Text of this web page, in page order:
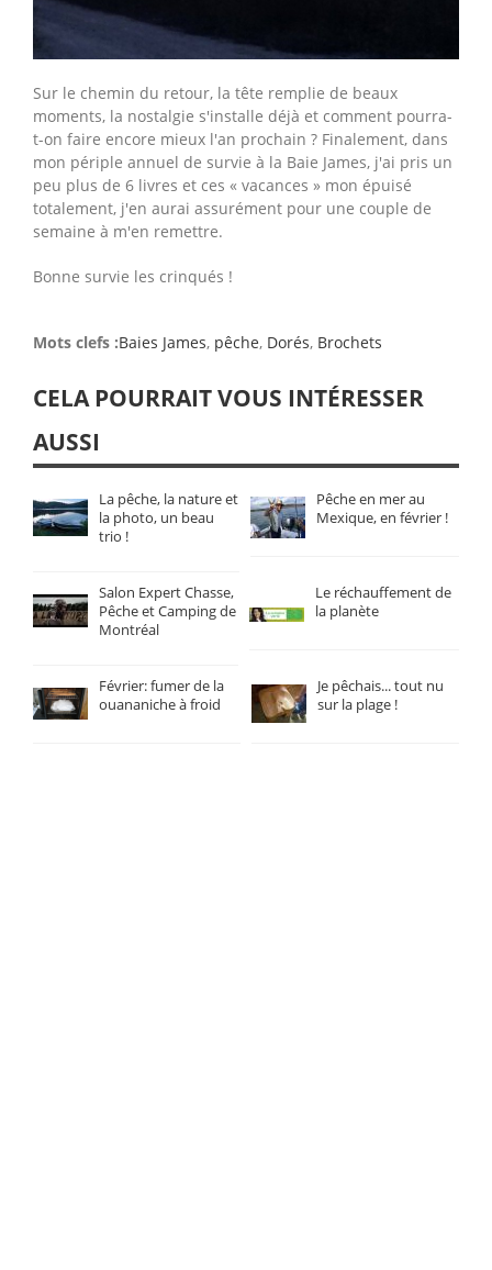
Sur le chemin du retour, la tête remplie de beaux
moments, la nostalgie s'installe déjà et comment pourra-
t-on faire encore mieux l'an prochain ? Finalement, dans
mon périple annuel de survie à la Baie James, j'ai pris un
peu plus de 6 livres et ces « vacances » mon épuisé
totalement, j'en aurai assurément pour une couple de
semaine à m'en remettre.
Bonne survie les crinqués !
Mots clefs :Baies James, pêche, Dorés, Brochets
CELA POURRAIT VOUS INTÉRESSER
AUSSI
La pêche, la nature et
la photo, un beau
trio !
Pêche en mer au
Mexique, en février !
Salon Expert Chasse,
Pêche et Camping de
Montréal
Le réchauffement de
la planète
Février: fumer de la
ouananiche à froid
Je pêchais... tout nu
sur la plage !